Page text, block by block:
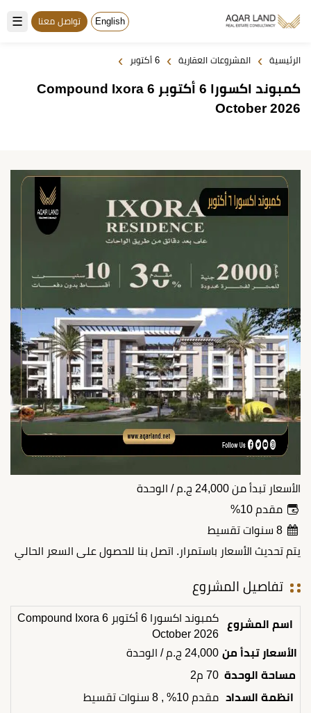
☰ English تواصل معنا
الرئيسية › المشروعات العقارية › 6 أكتوبر ›
كمبوند اكسورا 6 أكتوبر Compound Ixora 6
October 2026
الأسعار تبدأ من 24,000 ج.م / الوحدة
مقدم 10%
8 سنوات تقسيط
يتم تحديث الأسعار باستمرار. اتصل بنا للحصول على السعر الحالي
تفاصيل المشروع
اسم المشروع
كمبوند اكسورا 6 أكتوبر Compound Ixora 6
October 2026
الأسعار تبدأ من 24,000 ج.م / الوحدة
مساحة الوحدة 70 م2
انظمة السداد مقدم 10% , 8 سنوات تقسيط